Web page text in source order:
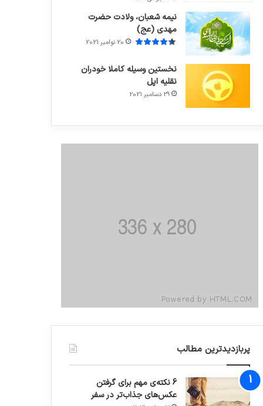
نیمه شعبان، ولادت حضرت
مهدی (عج)
20 نوامبر 2021
نخستین وسیله کاملا خودران
نقلیه اپل
29 دسامبر 2021
پربازدیدترین مطالب
6 نکته‌ی مهم برای گرفتن
عکس‌های جذاب‌تر در سفر